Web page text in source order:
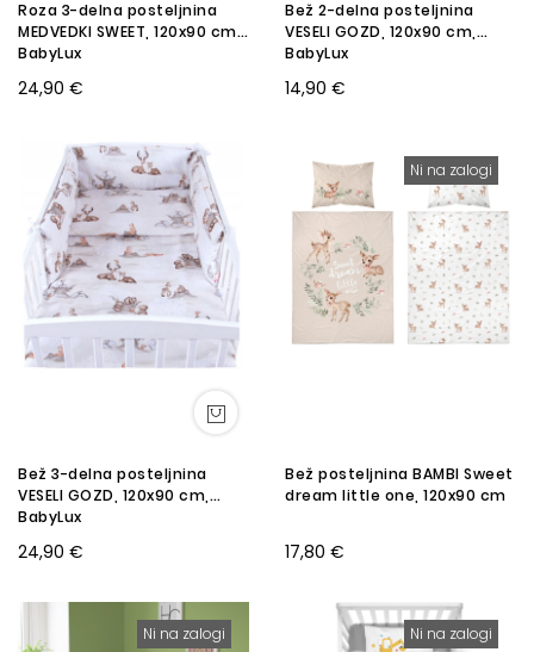
Roza 3-delna posteljnina
MEDVEDKI SWEET, 120x90 cm,
BabyLux
24,90 €
Bež 2-delna posteljnina
VESELI GOZD, 120x90 cm,
BabyLux
14,90 €
Bež 3-delna posteljnina
VESELI GOZD, 120x90 cm,
BabyLux
24,90 €
Ni na zalogi
Bež posteljnina BAMBI Sweet
dream little one, 120x90 cm
17,80 €
Ni na zalogi Ni na zalogi